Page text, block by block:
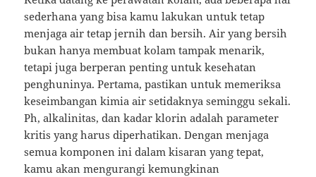
sederhana yang bisa kamu lakukan untuk tetap
menjaga air tetap jernih dan bersih. Air yang bersih
bukan hanya membuat kolam tampak menarik,
tetapi juga berperan penting untuk kesehatan
penghuninya. Pertama, pastikan untuk memeriksa
keseimbangan kimia air setidaknya seminggu sekali.
Ph, alkalinitas, dan kadar klorin adalah parameter
kritis yang harus diperhatikan. Dengan menjaga
semua komponen ini dalam kisaran yang tepat,
kamu akan mengurangi kemungkinan